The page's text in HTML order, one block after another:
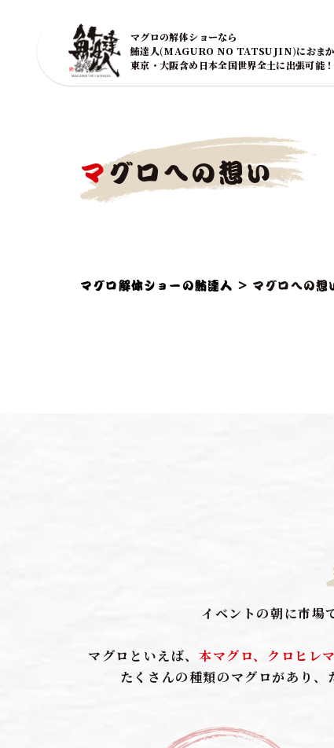
マグロの解体ショーなら
鮪達人(MAGURO NO TATSUJIN)におまか
東京・大阪含め日本全国世界全土に出張可能！
マグロへの想い
マグロ解体ショーの鮪達人 > マグロへの想
イベントの朝に市場
マグロといえば、本マグロ、クロヒレ
たくさんの種類のマグロがあり